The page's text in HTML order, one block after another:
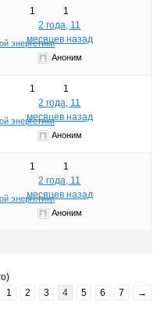
энергетики
1
1
2 года, 11
месяцев назад
Аноним
энергетики
1
1
2 года, 11
месяцев назад
Аноним
энергетики
1
1
2 года, 11
месяцев назад
Аноним
1 2 3 4 5 6 7 →